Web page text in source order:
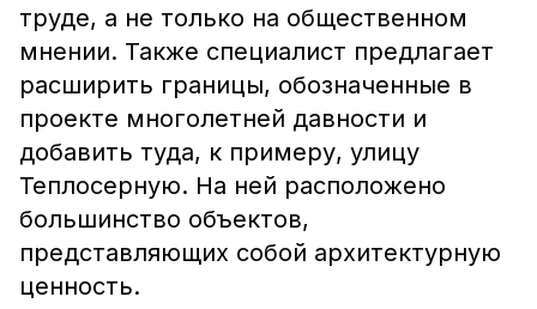
труде, а не только на общественном
мнении. Также специалист предлагает
расширить границы, обозначенные в
проекте многолетней давности и
добавить туда, к примеру, улицу
Теплосерную. На ней расположено
большинство объектов,
представляющих собой архитектурную
ценность.